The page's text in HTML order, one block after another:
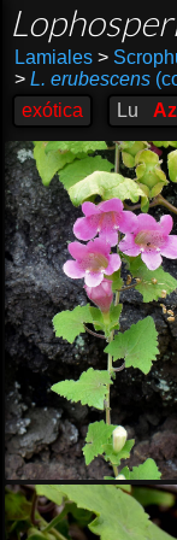
Lamiales >
> L. erubescens
exótica
Lu Az